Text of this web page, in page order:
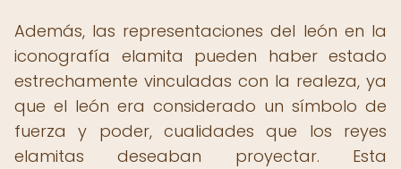
Además, las representaciones del león en la
iconografía elamita pueden haber estado
estrechamente vinculadas con la realeza, ya
que el león era considerado un símbolo de
fuerza y poder, cualidades que los reyes
elamitas deseaban proyectar. Esta